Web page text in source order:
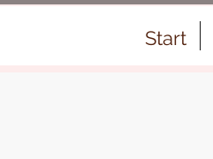
Start